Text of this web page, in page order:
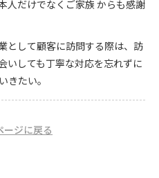
人だけでなくご家族 からも感謝
として顧客に訪問する際は、訪
いしても丁寧な対応を忘れずに
きたい。
ージに戻る